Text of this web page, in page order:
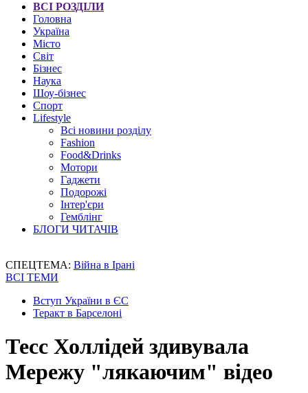
ВСІ РОЗДІЛИ
Головна
Україна
Місто
Світ
Бізнес
Наука
Шоу-бізнес
Спорт
Lifestyle
Всі новини розділу
Fashion
Food&Drinks
Мотори
Гаджети
Подорожі
Інтер'єри
Гемблінг
БЛОГИ ЧИТАЧІВ
СПЕЦТЕМА: Війна в Ірані
ВСІ ТЕМИ
Вступ України в ЄС
Теракт в Барселоні
Тесс Холлідей здивувала
Мережу "лякаючим" відео